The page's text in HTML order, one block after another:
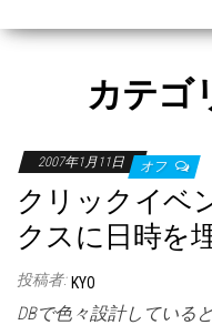
カテゴ
2007年1月11日 オフ
クリックイベ
クスに日時を
投稿者: KYO
DBで色々設計している